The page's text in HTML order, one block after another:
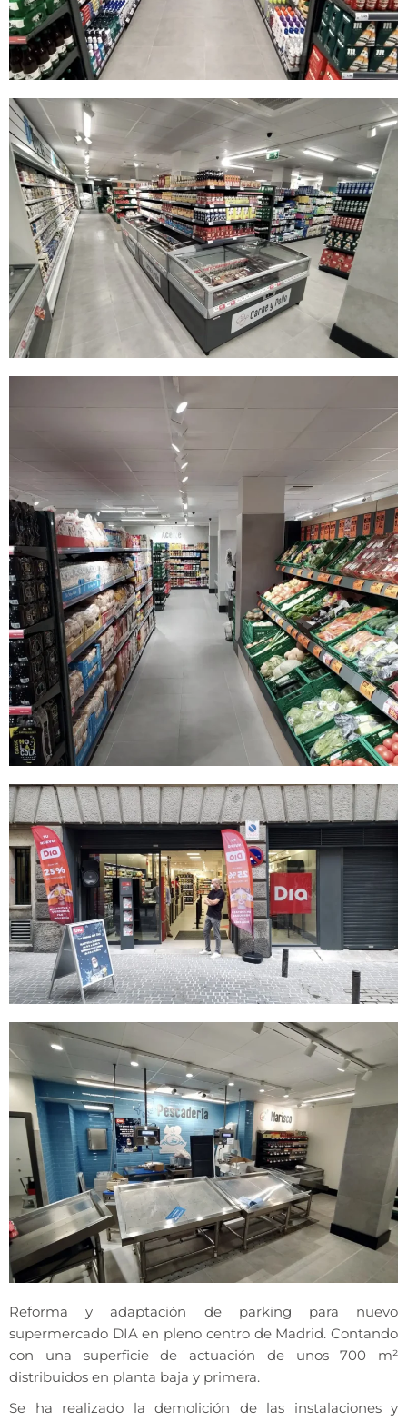
Reforma y adaptación de parking para nuevo
supermercado DIA en pleno centro de Madrid. Contando
con una superficie de actuación de unos 700 m²
distribuidos en planta baja y primera.
Se ha realizado la demolición de las instalaciones y